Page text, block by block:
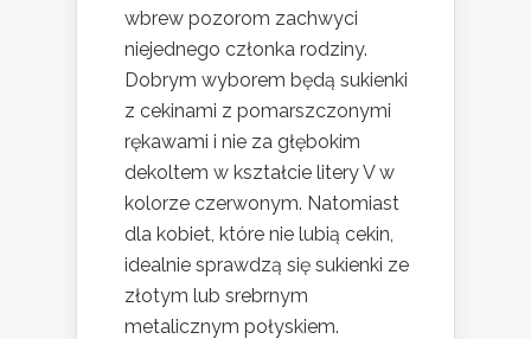
wbrew pozorom zachwyci
niejednego członka rodziny.
Dobrym wyborem będą sukienki
z cekinami z pomarszczonymi
rękawami i nie za głębokim
dekoltem w kształcie litery V w
kolorze czerwonym. Natomiast
dla kobiet, które nie lubią cekin,
idealnie sprawdzą się sukienki ze
złotym lub srebrnym
metalicznym połyskiem.